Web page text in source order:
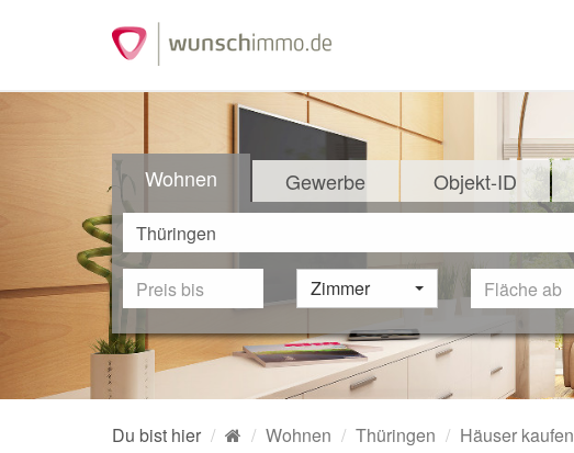
Wohnen Gewerbe Objekt-ID
Zimmer
Du bist hier Wohnen Thüringen Häuser kaufen